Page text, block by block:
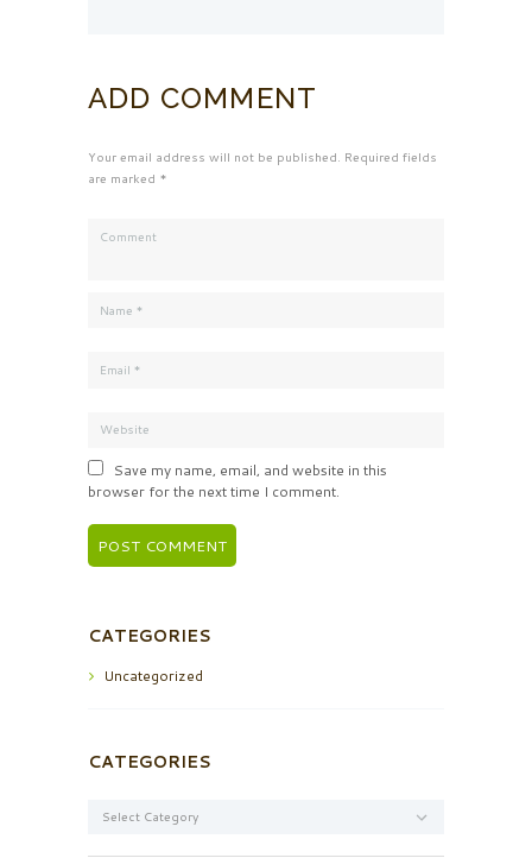
ADD COMMENT
Your email address will not be published. Required fields
are marked *
Save my name, email, and website in this
browser for the next time I comment.
CATEGORIES
Uncategorized
CATEGORIES